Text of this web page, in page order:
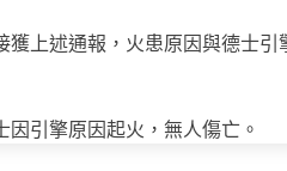
獲上述通報，火患原因與德士
引擎原因起火，無人傷亡。